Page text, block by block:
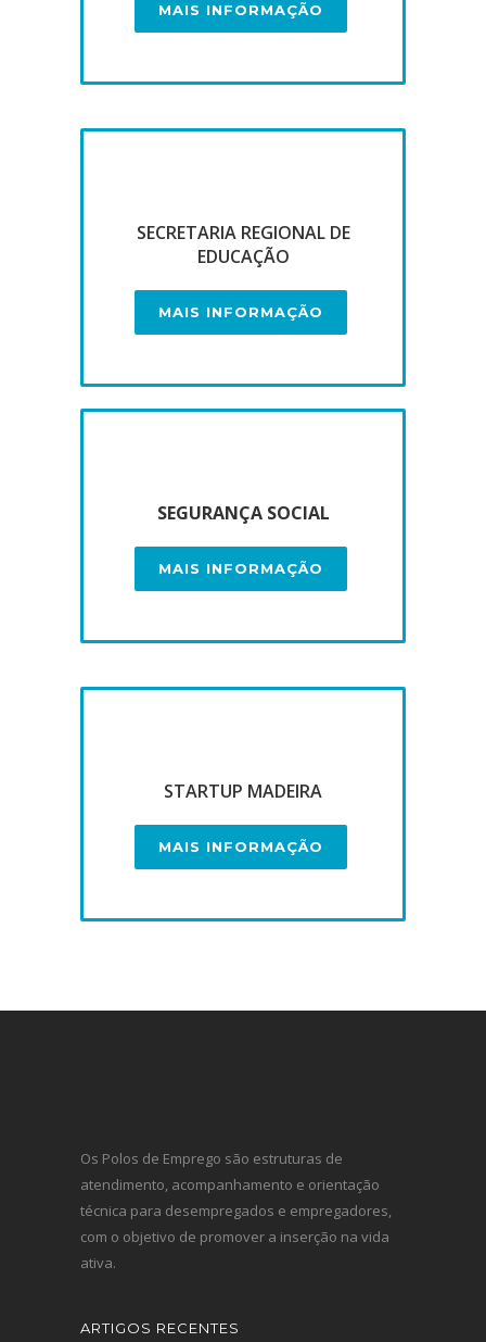
MAIS INFORMAÇÃO
SECRETARIA REGIONAL DE
EDUCAÇÃO
MAIS INFORMAÇÃO
SEGURANÇA SOCIAL
MAIS INFORMAÇÃO
STARTUP MADEIRA
MAIS INFORMAÇÃO
Os Polos de Emprego são estruturas de
atendimento, acompanhamento e orientação
técnica para desempregados e empregadores,
com o objetivo de promover a inserção na vida
ativa.
ARTIGOS RECENTES